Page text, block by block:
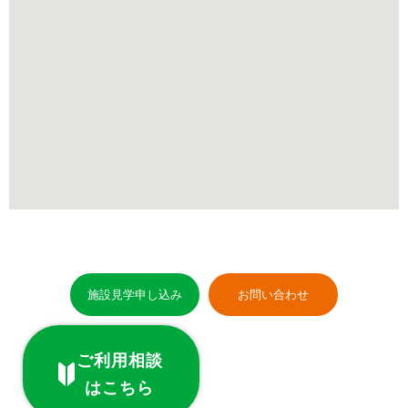
施設見学申し込み お問い合わせ
ご利用相談
はこちら